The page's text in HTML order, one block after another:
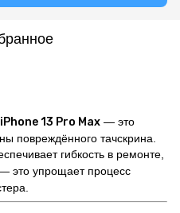
iPhone 13 Pro Max — это
повреждённого тачскрина.
гибкость в ремонте,
это упрощает процесс